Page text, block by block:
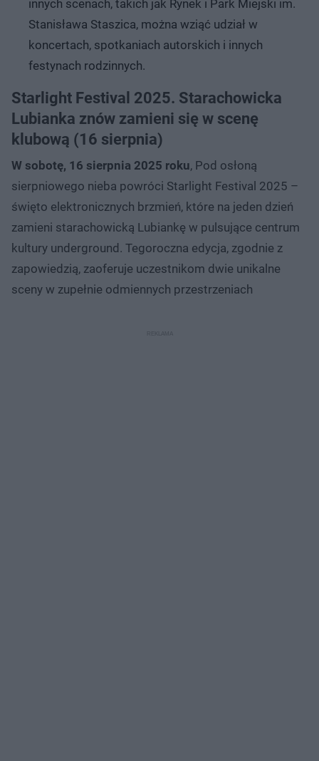
innych scenach, takich jak Rynek i Park Miejski im.
Stanisława Staszica, można wziąć udział w
koncertach, spotkaniach autorskich i innych
festynach rodzinnych.
Starlight Festival 2025. Starachowicka
Lubianka znów zamieni się w scenę
klubową (16 sierpnia)
W sobotę, 16 sierpnia 2025 roku, Pod osłoną
sierpniowego nieba powróci Starlight Festival 2025 –
święto elektronicznych brzmień, które na jeden dzień
zamieni starachowicką Lubiankę w pulsujące centrum
kultury underground. Tegoroczna edycja, zgodnie z
zapowiedzią, zaoferuje uczestnikom dwie unikalne
sceny w zupełnie odmiennych przestrzeniach